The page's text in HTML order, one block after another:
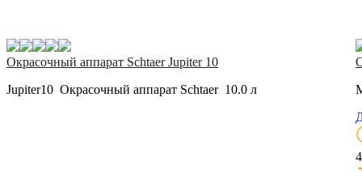
Окрасочный аппарат Schtaer Jupiter 10
Jupiter10 Окрасочный аппарат Schtaer 10.0 л